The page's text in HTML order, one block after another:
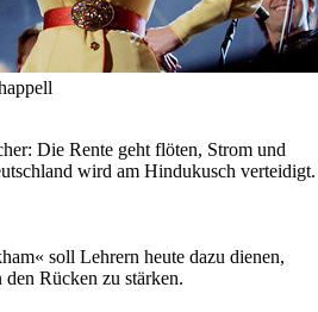
Die Rente geht flöten, Strom und
wird am Hindukusch verteidigt.
soll Lehrern heute dazu dienen,
Rücken zu stärken.